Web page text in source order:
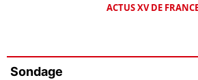
ACTUS XV DE
Sondage